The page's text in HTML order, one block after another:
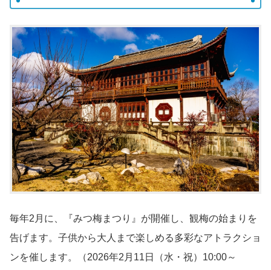
毎年2月に、『みつ梅まつり』が開催し、観梅の始まりを
告げます。子供から大人まで楽しめる多彩なアトラクショ
ンを催します。（2026年2月11日（水・祝）10:00～